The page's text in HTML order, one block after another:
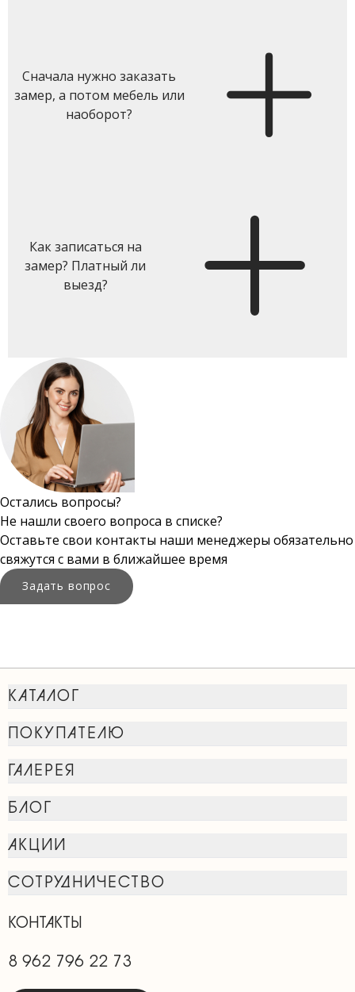
Сначала нужно заказать
замер, а потом мебель или
наоборот?
Как записаться на
замер? Платный ли
выезд?
Остались вопросы?
Не нашли своего вопроса в списке?
Оставьте свои контакты наши менеджеры обязательно
свяжутся с вами в ближайшее время
Задать вопрос
КАТАЛОГ
ПОКУПАТЕЛЮ
ГАЛЕРЕЯ
БЛОГ
АКЦИИ
СОТРУДНИЧЕСТВО
КОНТАКТЫ
8 962 796 22 73